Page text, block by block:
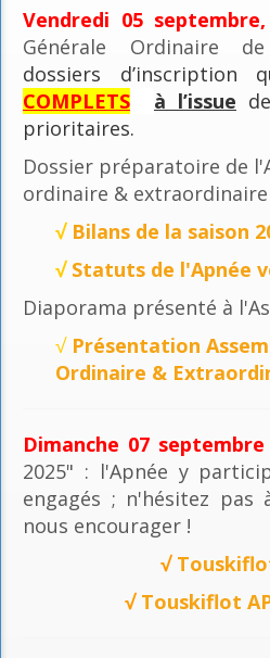
Vendredi 05
Générale Ordinaire
dossiers d’inscription
COMPLETS
à l’issue
prioritaires.
Dossier préparatoire de
ordinaire & extraordinaire
√ Bilans de la saison
√ Statuts de l'Apnée
Diaporama présenté à
√ Présentation
Ordinaire &
Dimanche 07 septembre
2025" : l'Apnée y
engagés ; n'hésitez
nous encourager !
√
√ Touskiflot